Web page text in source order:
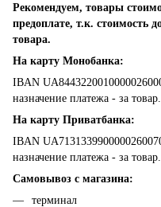
Рекомендуем, товары
предоплате, т.к. стоимость
товара.
На карту Монобанка:
IBAN
назначение платежа - за товар.
На карту Приватбанка:
IBAN
назначение платежа - за товар.
Самовывоз с магазина:
терминал